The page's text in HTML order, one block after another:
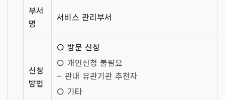
부서
명
서비스 관리부서
신청
방법
○ 방문 신청
○ 개인신청 불필요
– 관내 유관기관 추천자
○ 기타